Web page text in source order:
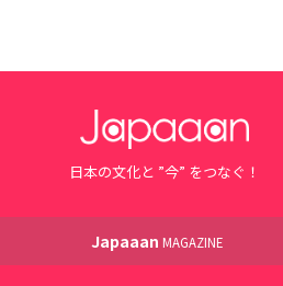
日本の文化と ”今” をつなぐ！
Japaaan MAGAZINE